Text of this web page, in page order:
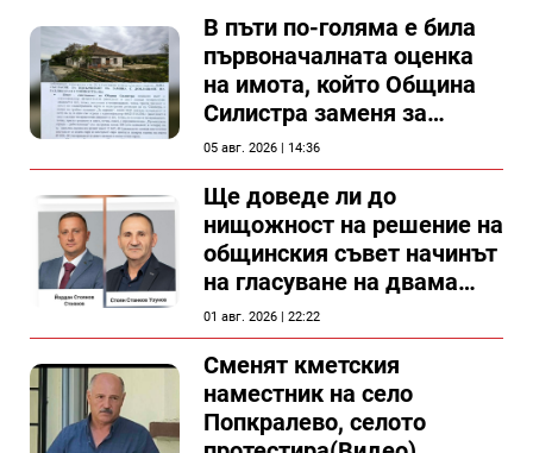
В пъти по-голяма е била
първоначалната оценка
на имота, който Община
Силистра заменя за
спирка, показват
документи
05 авг. 2026 | 14:36
Ще доведе ли до
нищожност на решение на
общинския съвет начинът
на гласуване на двама
съветници в Силистра?
01 авг. 2026 | 22:22
Сменят кметския
наместник на село
Попкралево, селото